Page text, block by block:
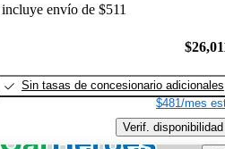
envío de $511
Sin tasas de concesionario adicionales
$481/mes
Verif. disponibilidad